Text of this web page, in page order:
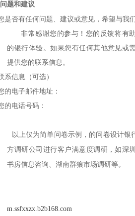
问题和建议
是否有任何问题、建议或意见，希望与我
非常感谢您的参与！您的反馈将有
的银行体验。如果您有任何其他意见或
提供您的联系信息。
系信息（可选）
的电子邮件地址：
的电话号码：
以上仅为简单问卷示例 ， 的问卷设计银
方调研公司进行客户满意度调研 ，如深
书房信息咨询、湖南群狼市场调研等。
m.ssfxxzx.b2b168.com